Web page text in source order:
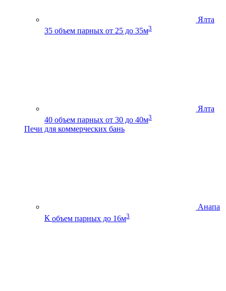
Ялта
35 объем парных от 25 до 35м3
Ялта
40 объем парных от 30 до 40м3
Печи для коммерческих бань
Анапа
К объем парных до 16м3